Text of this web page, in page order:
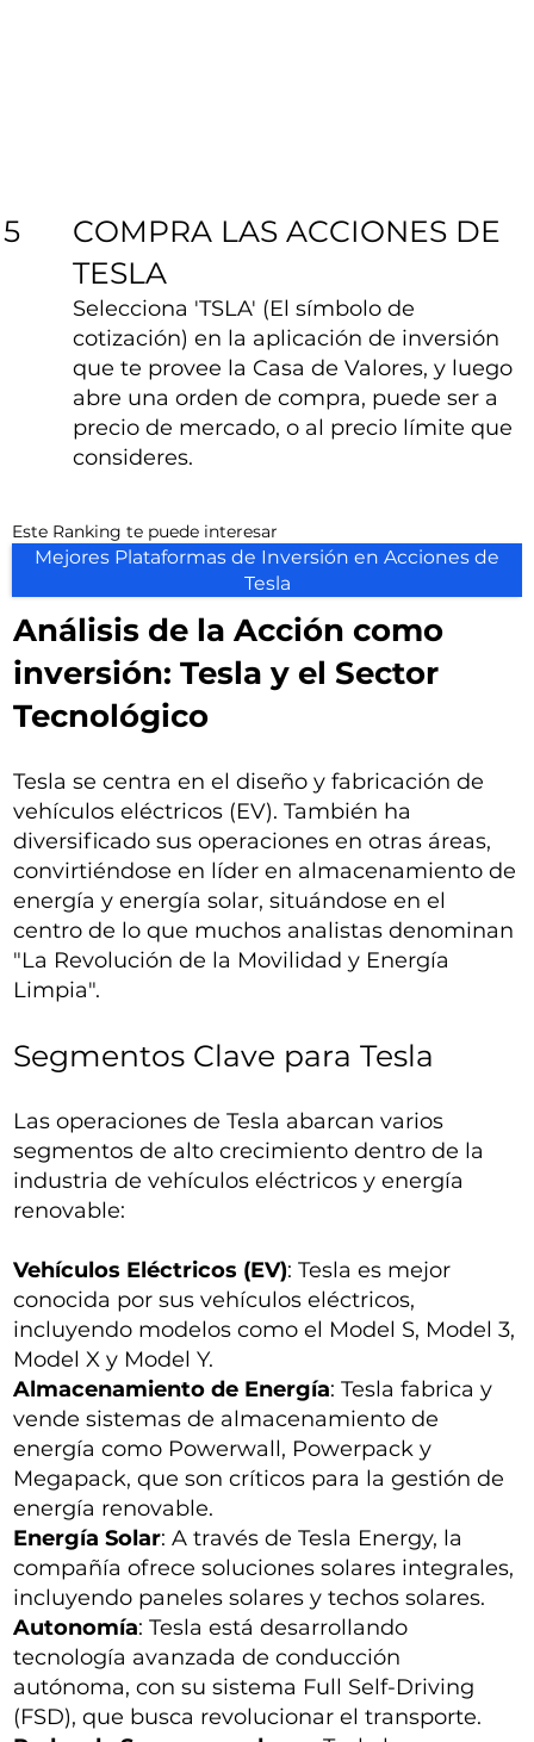
5
COMPRA LAS ACCIONES DE
TESLA
Selecciona 'TSLA' (El símbolo de
cotización) en la aplicación de inversión
que te provee la Casa de Valores, y luego
abre una orden de compra, puede ser a
precio de mercado, o al precio límite que
consideres.
Este Ranking te puede interesar
Mejores Plataformas de Inversión en Acciones de
Tesla
Análisis de la Acción como
inversión: Tesla y el Sector
Tecnológico
Tesla se centra en el diseño y fabricación de
vehículos eléctricos (EV). También ha
diversificado sus operaciones en otras áreas,
convirtiéndose en líder en almacenamiento de
energía y energía solar, situándose en el
centro de lo que muchos analistas denominan
"La Revolución de la Movilidad y Energía
Limpia".
Segmentos Clave para Tesla
Las operaciones de Tesla abarcan varios
segmentos de alto crecimiento dentro de la
industria de vehículos eléctricos y energía
renovable:
Vehículos Eléctricos (EV): Tesla es mejor
conocida por sus vehículos eléctricos,
incluyendo modelos como el Model S, Model 3,
Model X y Model Y.
Almacenamiento de Energía: Tesla fabrica y
vende sistemas de almacenamiento de
energía como Powerwall, Powerpack y
Megapack, que son críticos para la gestión de
energía renovable.
Energía Solar: A través de Tesla Energy, la
compañía ofrece soluciones solares integrales,
incluyendo paneles solares y techos solares.
Autonomía: Tesla está desarrollando
tecnología avanzada de conducción
autónoma, con su sistema Full Self-Driving
(FSD), que busca revolucionar el transporte.